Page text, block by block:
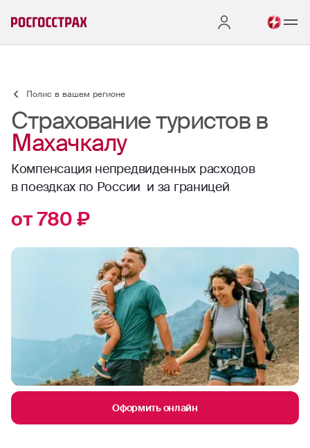
Полис в вашем регионе
Страхование туристов в
Махачкалу
Компенсация непредвиденных расходов
в поездках по России и за границей
от 780 ₽
Оформить онлайн